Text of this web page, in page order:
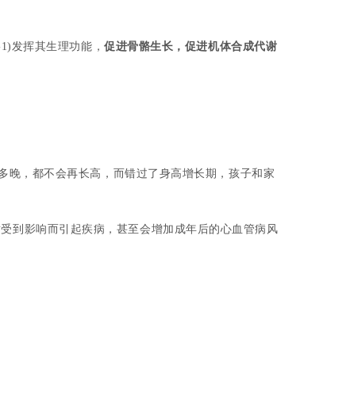
发挥其生理功能，促进骨骼生长，促进机体合成代谢
晚，都不会再长高，而错过了身高增长期，孩子和家
到影响而引起疾病，甚至会增加成年后的心血管病风